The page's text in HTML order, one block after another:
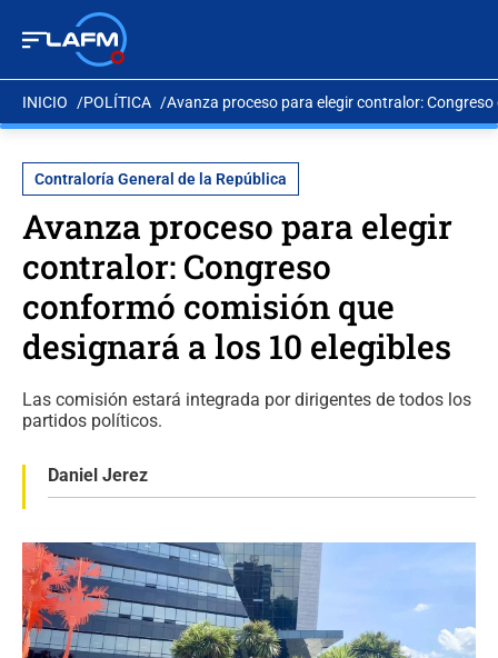
INICIO POLÍTICA Avanza proceso para elegir contralor:
Contraloría General de la República
Avanza proceso para elegir
contralor: Congreso
conformó comisión que
designará a los 10 elegibles
Las comisión estará integrada por dirigentes de todos los
partidos políticos.
Daniel Jerez